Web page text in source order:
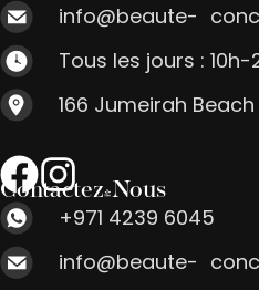
info@beaute-
Tous les jours : 10h-
166 Jumeirah
Contactez-Nous
+971 4239 6045
info@beaute-